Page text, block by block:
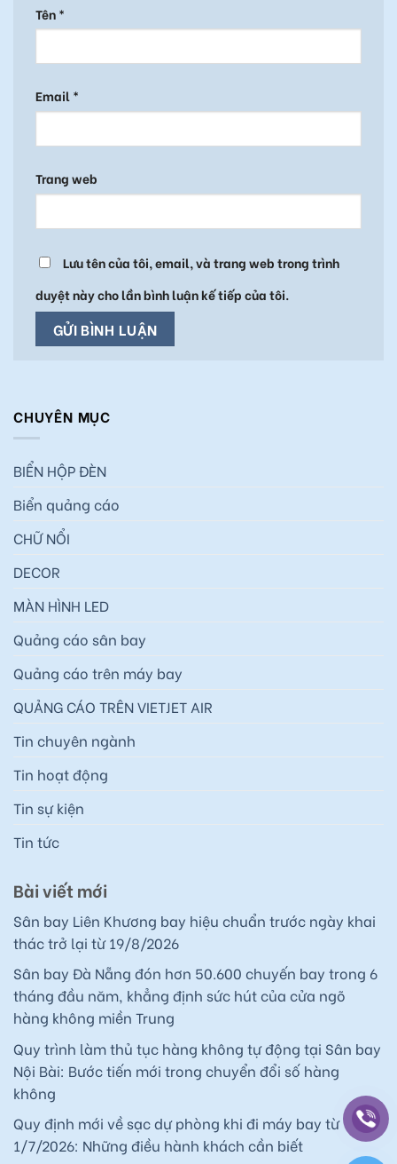
Tên*
Email*
Trang web
Lưu tên của tôi, email, và trang web trong trình
duyệt này cho lần bình luận kế tiếp của tôi.
CHUYÊN MỤC
BIỂN HỘP ĐÈN
Biển quảng cáo
CHỮ NỔI
DECOR
MÀN HÌNH LED
Quảng cáo sân bay
Quảng cáo trên máy bay
QUẢNG CÁO TRÊN VIETJET AIR
Tin chuyên ngành
Tin hoạt động
Tin sự kiện
Tin tức
Bài viết mới
Sân bay Liên Khương bay hiệu chuẩn trước ngày khai
thác trở lại từ 19/8/2026
Sân bay Đà Nẵng đón hơn 50.600 chuyến bay trong 6
tháng đầu năm, khẳng định sức hút của cửa ngõ
hàng không miền Trung
Quy trình làm thủ tục hàng không tự động tại Sân bay
Nội Bài: Bước tiến mới trong chuyển đổi số hàng
không
Quy định mới về sạc dự phòng khi đi máy bay từ
1/7/2026: Những điều hành khách cần biết